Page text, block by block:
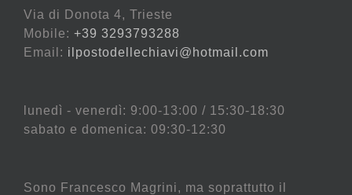
Via di Donota 4, Trieste
Mobile: +39 3293793288
Email: ilpostodellechiavi@hotmail.com
lunedì - venerdì: 9:00-13:00 / 15:30-18:30
sabato e domenica: 09:30-12:30
Sono Francesco Magrini, ma soprattutto il